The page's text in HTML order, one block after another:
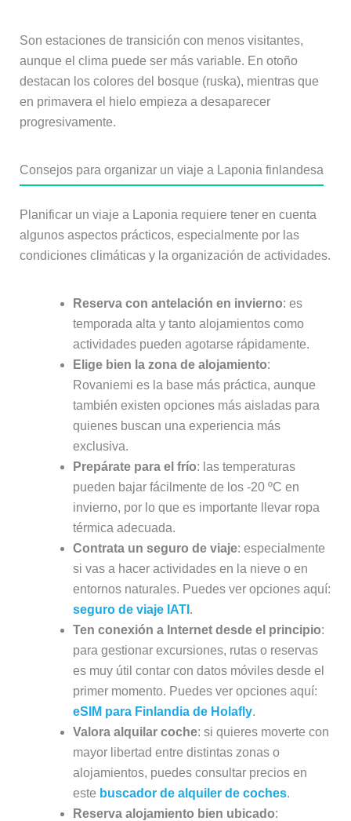
Son estaciones de transición con menos visitantes,
aunque el clima puede ser más variable. En otoño
destacan los colores del bosque (ruska), mientras que
en primavera el hielo empieza a desaparecer
progresivamente.
Consejos para organizar un viaje a Laponia finlandesa
Planificar un viaje a Laponia requiere tener en cuenta
algunos aspectos prácticos, especialmente por las
condiciones climáticas y la organización de actividades.
Reserva con antelación en invierno: es
temporada alta y tanto alojamientos como
actividades pueden agotarse rápidamente.
Elige bien la zona de alojamiento:
Rovaniemi es la base más práctica, aunque
también existen opciones más aisladas para
quienes buscan una experiencia más
exclusiva.
Prepárate para el frío: las temperaturas
pueden bajar fácilmente de los -20 ºC en
invierno, por lo que es importante llevar ropa
térmica adecuada.
Contrata un seguro de viaje: especialmente
si vas a hacer actividades en la nieve o en
entornos naturales. Puedes ver opciones aquí:
seguro de viaje IATI .
Ten conexión a Internet desde el principio:
para gestionar excursiones, rutas o reservas
es muy útil contar con datos móviles desde el
primer momento. Puedes ver opciones aquí:
eSIM para Finlandia de Holafly.
Valora alquilar coche: si quieres moverte con
mayor libertad entre distintas zonas o
alojamientos, puedes consultar precios en
este buscador de alquiler de coches.
Reserva alojamiento bien ubicado: